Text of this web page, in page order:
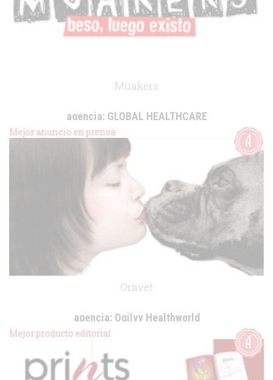
Muakers
agencia:GLOBAL HEALTHCARE
cliente:
Mejor anuncio en prensa
Oravet
agencia:Ogilvy Healthworld
cliente:
Mejor producto editorial